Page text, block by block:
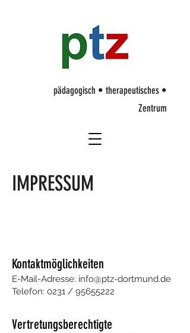
pädagogisch • therapeutisches •
Zentrum
IMPRESSUM
Kontaktmöglichkeiten
E-Mail-Adresse: info@ptz-dortmund.de
Telefon: 0231 / 95655222
Vertretungsberechtigte